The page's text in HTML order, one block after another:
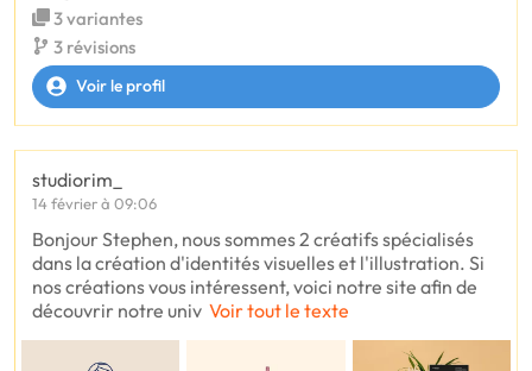
3 variantes
3 révisions
Voir le profil
studiorim_
14 février à 09:06
Bonjour Stephen, nous sommes 2 créatifs spécialisés
dans la création d'identités visuelles et l'illustration. Si
nos créations vous intéressent, voici notre site afin de
découvrir notre univ Voir tout le texte